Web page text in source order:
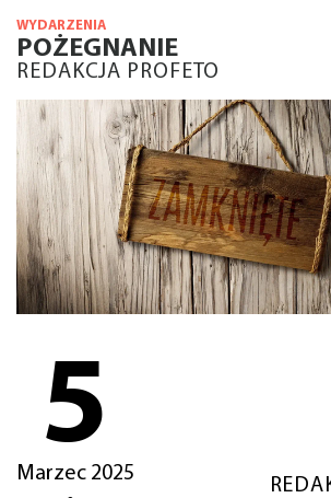
WYDARZENIA
POŻEGNANIE
REDAKCJA PROFETO
5
Marzec 2025